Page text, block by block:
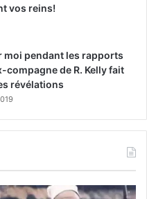
vos reins!
moi pendant les rapports
compagne de R. Kelly fait
révélations